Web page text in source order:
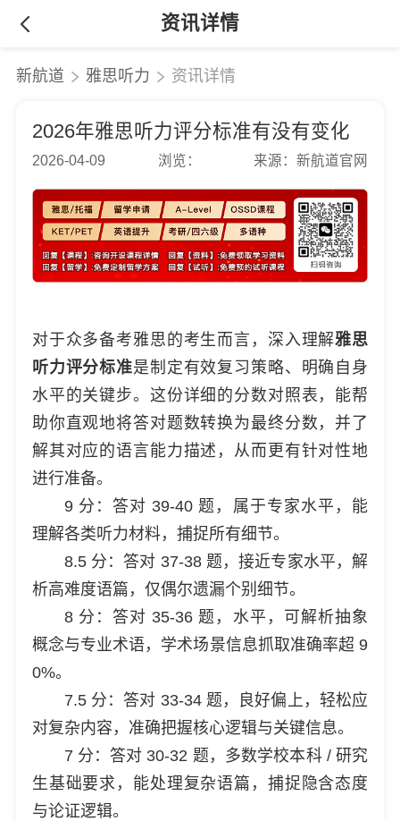
资讯详情
新航道 雅思听力 资讯详情
2026年雅思听力评分标准有没有变化
2026-04-09 浏览： 来源：新航道官网
对于众多备考雅思的考生而言，深入理解雅思
听力评分标准是制定有效复习策略、明确自身
水平的关键步。这份详细的分数对照表，能帮
助你直观地将答对题数转换为最终分数，并了
解其对应的语言能力描述，从而更有针对性地
进行准备。
9 分：答对 39-40 题，属于专家水平，能
理解各类听力材料，捕捉所有细节。
8.5 分：答对 37-38 题，接近专家水平，解
析高难度语篇，仅偶尔遗漏个别细节。
8 分：答对 35-36 题，水平，可解析抽象
概念与专业术语，学术场景信息抓取准确率超 9
0%。
7.5 分：答对 33-34 题，良好偏上，轻松应
对复杂内容，准确把握核心逻辑与关键信息。
7 分：答对 30-32 题，多数学校本科 / 研究
生基础要求，能处理复杂语篇，捕捉隐含态度
与论证逻辑。